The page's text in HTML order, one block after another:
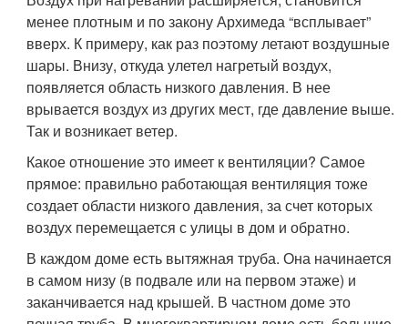
менее плотным и по закону Архимеда “всплывает”
вверх. К примеру, как раз поэтому летают воздушные
шары. Внизу, откуда улетел нагретый воздух,
появляется область низкого давления. В нее
врывается воздух из других мест, где давление выше.
Так и возникает ветер.
Какое отношение это имеет к вентиляции? Самое
прямое: правильно работающая вентиляция тоже
создает области низкого давления, за счет которых
воздух перемещается с улицы в дом и обратно.
В каждом доме есть вытяжная труба. Она начинается
в самом низу (в подвале или на первом этаже) и
заканчивается над крышей. В частном доме это